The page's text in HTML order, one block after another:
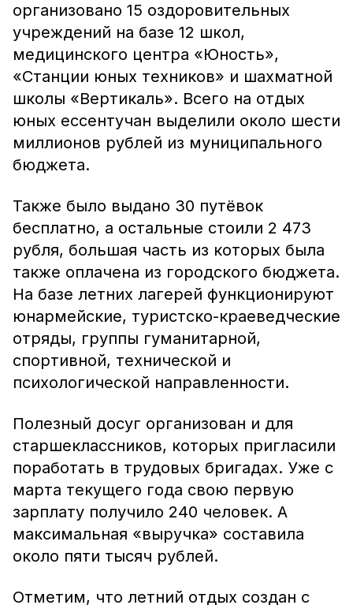
организовано 15 оздоровительных
учреждений на базе 12 школ,
медицинского центра «Юность»,
«Станции юных техников» и шахматной
школы «Вертикаль». Всего на отдых
юных ессентучан выделили около шести
миллионов рублей из муниципального
бюджета.
Также было выдано 30 путёвок
бесплатно, а остальные стоили 2 473
рубля, большая часть из которых была
также оплачена из городского бюджета.
На базе летних лагерей функционируют
юнармейские, туристско-краеведческие
отряды, группы гуманитарной,
спортивной, технической и
психологической направленности.
Полезный досуг организован и для
старшеклассников, которых пригласили
поработать в трудовых бригадах. Уже с
марта текущего года свою первую
зарплату получило 240 человек. А
максимальная «выручка» составила
около пяти тысяч рублей.
Отметим, что летний отдых создан с